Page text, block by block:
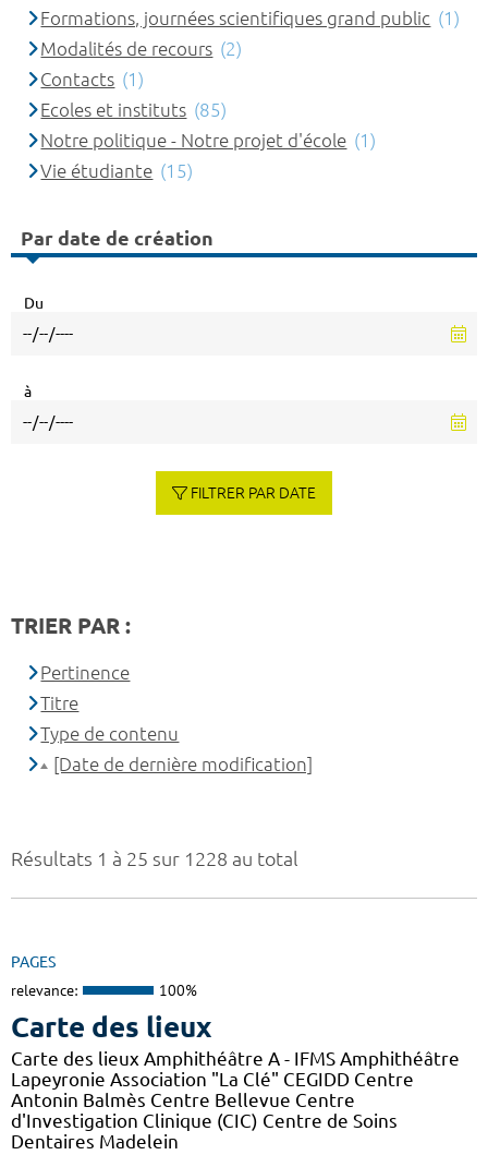
Résultats 1 à 25 sur 1228 au total
PAGES
relevance: 100%
Carte des lieux
Carte des lieux Amphithéâtre A - IFMS Amphithéâtre
Lapeyronie Association "La Clé" CEGIDD Centre
Antonin Balmès Centre Bellevue Centre
d'Investigation Clinique (CIC) Centre de Soins
Dentaires Madelein
Formations, journées scientifiques grand public (1)
Modalités de recours (2)
Contacts (1)
Ecoles et instituts (85)
Notre politique - Notre projet d'école (1)
Vie étudiante (15)
Par date de création
Du
à
FILTRER PAR DATE
TRIER PAR :
Pertinence
Titre
Type de contenu
[Date de dernière modification]